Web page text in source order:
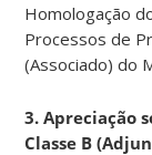
Homologação
Processos de
(Associado) do
3. Apreciação
Classe B